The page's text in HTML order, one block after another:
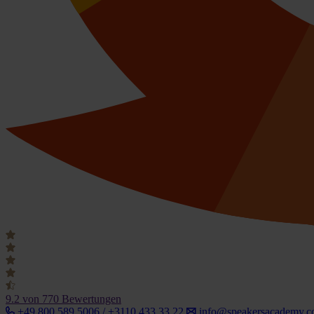
9.2 von 770 Bewertungen
+49 800 589 5006 / +3110 433 33 22